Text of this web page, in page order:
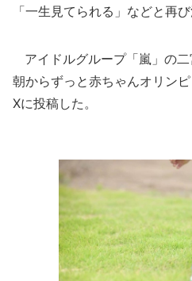
「一生見てられる」などと再
アイドルグループ「嵐」の二
朝からずっと赤ちゃんオリン
Xに投稿した。